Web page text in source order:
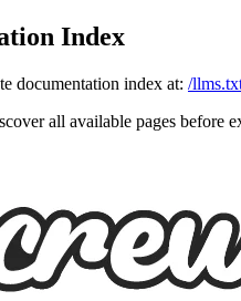
Index
documentation index at: /
all available pages before